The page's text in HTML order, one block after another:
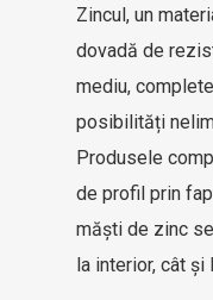
Zincul, un
dovadă de
mediu,
posibilități
Produsele
de profil prin
măști de zinc
la interior, cât și